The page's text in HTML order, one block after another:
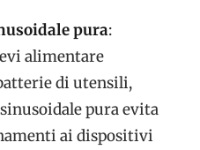
pura:
alimentare
di utensili,
pura evita
ai dispositivi